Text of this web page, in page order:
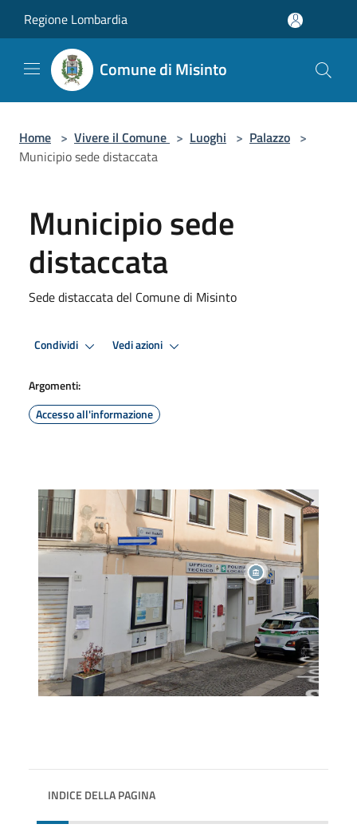
Regione Lombardia
Comune di Misinto
Home > Vivere il Comune > Luoghi > Palazzo >
Municipio sede distaccata
Municipio sede
distaccata
Sede distaccata del Comune di Misinto
Condividi Vedi azioni
Argomenti:
Accesso all'informazione
INDICE DELLA PAGINA